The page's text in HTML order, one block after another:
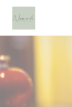
Personnalisation